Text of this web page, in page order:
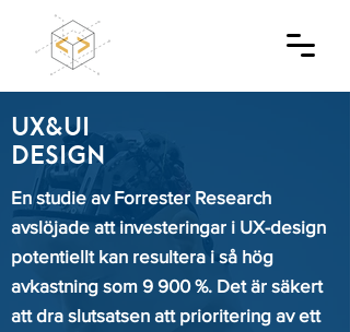
UX&UI
DESIGN
En studie av Forrester Research
avslöjade att investeringar i UX-design
potentiellt kan resultera i så hög
avkastning som 9 900 %. Det är säkert
att dra slutsatsen att prioritering av ett